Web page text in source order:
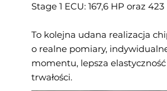
Stage 1 ECU: 167,6 HP oraz
To kolejna udana realizacja
o realne pomiary,
momentu, lepsza
trwałości.